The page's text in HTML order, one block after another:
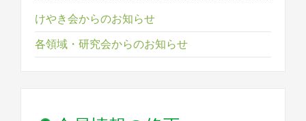
けやき会からのお知らせ
各領域・研究会からのお知らせ